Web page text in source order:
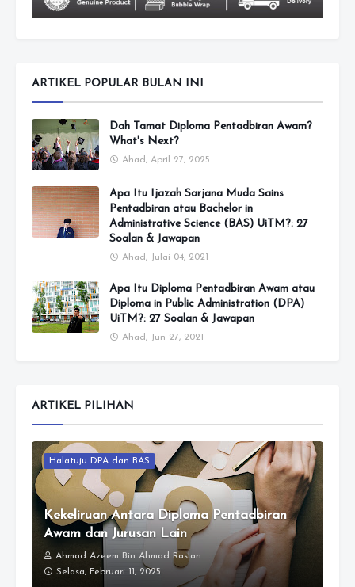
ARTIKEL POPULAR BULAN INI
Dah Tamat Diploma Pentadbiran Awam?
What's Next?
Ahad, April 27, 2025
Apa Itu Ijazah Sarjana Muda Sains
Pentadbiran atau Bachelor in
Administrative Science (BAS) UiTM?: 27
Soalan & Jawapan
Ahad, Julai 04, 2021
Apa Itu Diploma Pentadbiran Awam atau
Diploma in Public Administration (DPA)
UiTM?: 27 Soalan & Jawapan
Ahad, Jun 27, 2021
ARTIKEL PILIHAN
Halatuju DPA dan BAS
Kekeliruan Antara Diploma Pentadbiran
Awam dan Jurusan Lain
Ahmad Azeem Bin Ahmad Raslan
Selasa, Februari 11, 2025